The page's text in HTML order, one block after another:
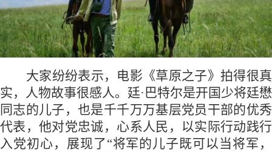
大家纷纷表示，电影《草原之子》拍得很真
实，人物故事很感人。廷·巴特尔是开国少将廷懋
同志的儿子，也是千千万万基层党员干部的优秀
代表，他对党忠诚，心系人民，以实际行动践行
入党初心，展现了“将军的儿子既可以当将军，